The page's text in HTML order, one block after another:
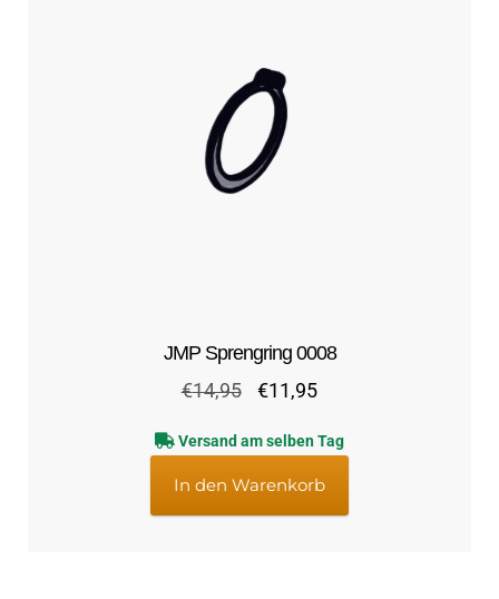
JMP Sprengring 0008
€14,95
Ursprünglicher
war:
€14,95
€11,95Aktueller
ist:
€11,95.
Versand am selben Tag
In den Warenkorb